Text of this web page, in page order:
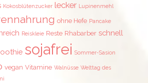
Kokosblütenzucker lecker Lupinenmehl
ohne Hefe Pancake
Reiskleie Reste Rhabarber schnell
sojafrei Sommer-Sasion
vegan Vitamine Walnüsse Welttag des